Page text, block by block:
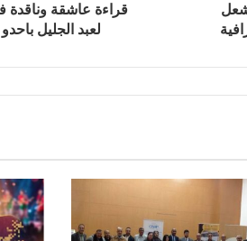
قراءة عاشقة وناقدة
لعبد الجليل